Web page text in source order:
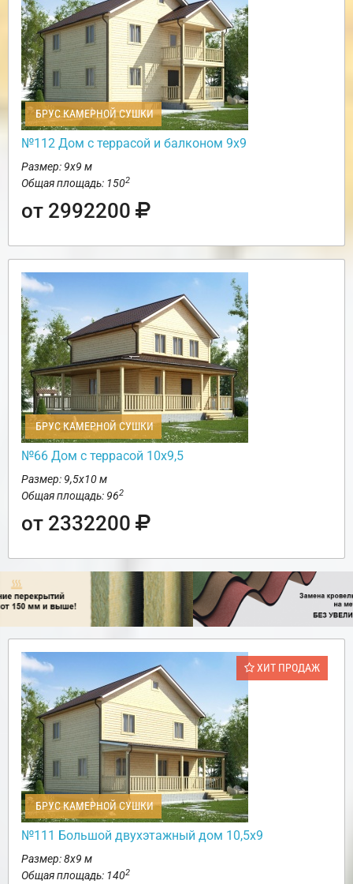
БРУС КАМЕРНОЙ СУШКИ
№112 Дом с террасой и балконом 9х9
Размер: 9х9 м
Общая площадь: 1502
от 2992200
БРУС КАМЕРНОЙ СУШКИ
№66 Дом с террасой 10х9,5
Размер: 9,5х10 м
Общая площадь: 962
от 2332200
ХИТ ПРОДАЖ
БРУС КАМЕРНОЙ СУШКИ
№111 Большой двухэтажный дом 10,5х9
Размер: 8х9 м
Общая площадь: 1402